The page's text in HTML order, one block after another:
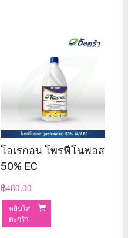
โอเรกอน โพรฟีโนฟอส
50% EC
฿480.00
หยิบใส่
ตะกร้า